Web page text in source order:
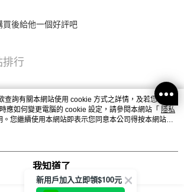
後給他一個好評吧
排行
查詢有關本網站使用 cookie 方式之詳情，及若您不希
應如何變更電腦的 cookie 設定，請參閱本網站「 隱私
。您繼續使用本網站即表示您同意本公司得按本網站使
cookie。
我知道了
新用戶加入立即領$100元